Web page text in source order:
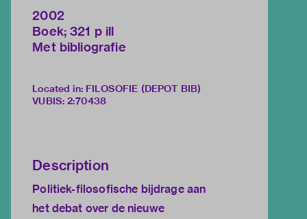
2002
Boek; 321 p ill
Met bibliografie
Located in: FILOSOFIE (DEPOT BIB)
VUBIS: 2:70438
Description
Politiek-filosofische bijdrage aan
het debat over de nieuwe